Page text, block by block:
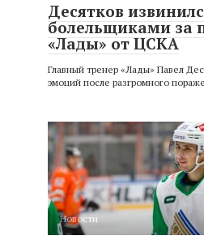
Десятков
болельщиками за
«Лады» от ЦСКА
Главный тренер «Лады» Павел
эмоций после разгромного
Новости